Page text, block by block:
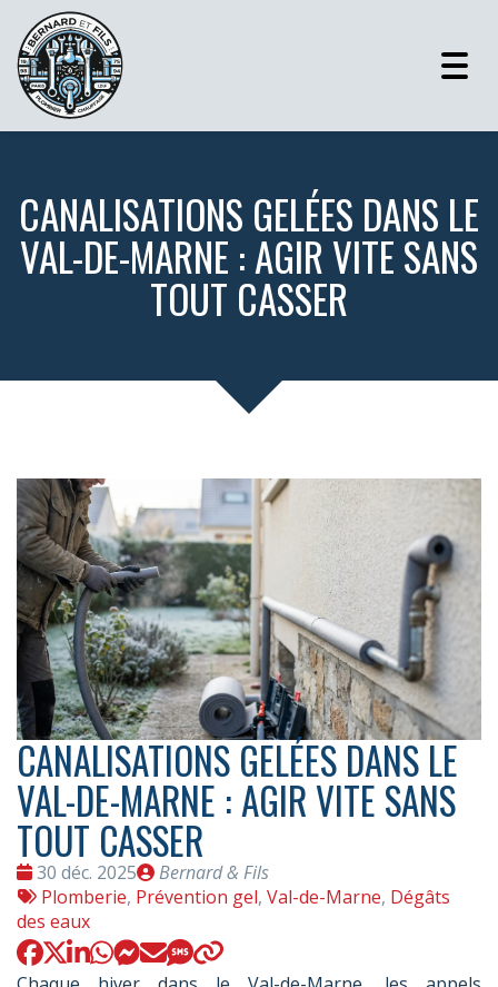
CANALISATIONS GELÉES DANS LE
VAL-DE-MARNE : AGIR VITE SANS
TOUT CASSER
CANALISATIONS GELÉES DANS LE
VAL-DE-MARNE : AGIR VITE SANS
TOUT CASSER
Date
:
30 déc. 2025
Publié
par
Bernard & Fils
Tags
:
Plomberie, Prévention gel, Val-de-Marne, Dégâts
des eaux